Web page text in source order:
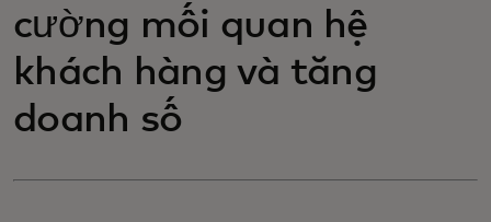
cường mối quan hệ
khách hàng và tăng
doanh số